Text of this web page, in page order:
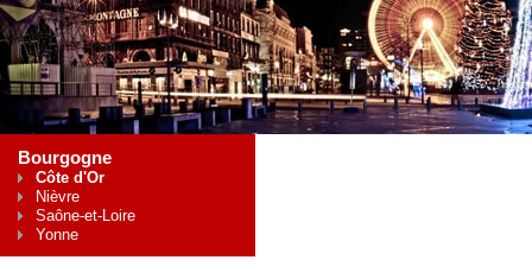
Bourgogne
Côte d'Or
Nièvre
Saône-et-Loire
Yonne